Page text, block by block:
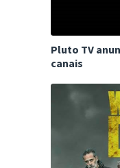
Pluto TV
canais